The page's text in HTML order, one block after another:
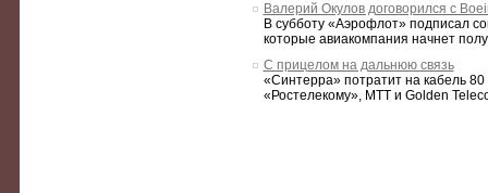
Валерий Окулов договорился с
В субботу «Аэрофлот» подписал
которые авиакомпания начнет
С прицелом на дальнюю связь
«Синтерра» потратит на кабель
«Ростелекому», МТТ и Golden